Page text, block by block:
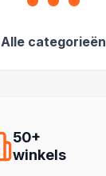
Alle categorieën
50+
winkels